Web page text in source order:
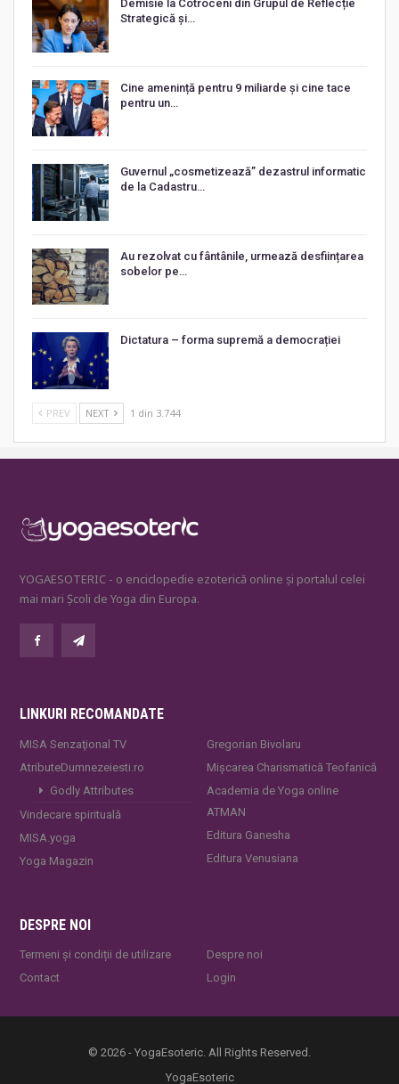
Demisie la Cotroceni din Grupul de Reflecție
Strategică și…
Cine amenință pentru 9 miliarde și cine tace
pentru un…
Guvernul „cosmetizează” dezastrul informatic
de la Cadastru…
Au rezolvat cu fântânile, urmează desființarea
sobelor pe…
Dictatura – forma supremă a democrației
PREV NEXT 1 din 3.744
YOGAESOTERIC - o enciclopedie ezoterică online și portalul celei
mai mari Școli de Yoga din Europa.
LINKURI RECOMANDATE
MISA Senzaţional TV
AtributeDumnezeiesti.ro
Godly Attributes
Vindecare spirituală
MISA.yoga
Yoga Magazin
Gregorian Bivolaru
Mișcarea Charismatică Teofanică
Academia de Yoga online
ATMAN
Editura Ganesha
Editura Venusiana
DESPRE NOI
Termeni și condiții de utilizare
Contact
Despre noi
Login
© 2026 - YogaEsoteric. All Rights Reserved.
YogaEsoteric